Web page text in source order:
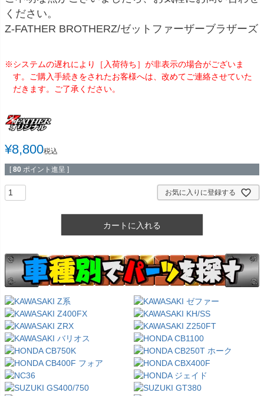
ください。
Z-FATHER BROTHERZ/ゼットファーザーブラザーズ
※システムの遅れにより［入荷待ち］が非表示の場合がございま
す。ご購入手続きをされたお客様へは、改めてご連絡させていた
だきます。ご了承ください。
¥8,800税込
[ 80 ポイント進呈 ]
お気に入りに登録する
カートに入れる